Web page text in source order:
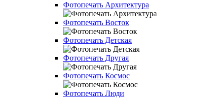
Фотопечать Архитектура
Фотопечать Восток
Фотопечать Детская
Фотопечать Другая
Фотопечать Космос
Фотопечать Люди